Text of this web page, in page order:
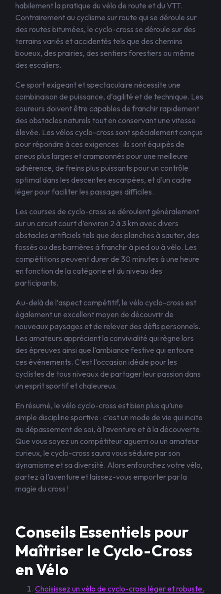
habilement la pratique du vélo de route et du VTT.
Contrairement au cyclisme sur route qui se déroule sur
des routes bitumées, le cyclo-cross se déroule sur des
terrains variés et accidentés tels que des chemins
boueux, des prairies, des sentiers forestiers ou même
des escaliers.
Ce sport exigeant et spectaculaire nécessite une
combinaison de puissance, d’agilité et de technique. Les
coureurs doivent être capables de franchir rapidement
des obstacles naturels tout en conservant une vitesse
élevée. Les vélos cyclo-cross sont spécialement conçus
pour répondre à ces exigences : ils sont équipés de
pneus plus larges et cramponnés pour une meilleure
adhérence, de freins plus puissants pour un contrôle
optimal dans les descentes escarpées, et d’un cadre
léger pour faciliter les passages difficiles.
Les courses de cyclo-cross se déroulent généralement
sur un circuit court d’environ 2 à 3 km avec divers
obstacles artificiels tels que des planches à sauter, des
fossés ou des barrières à franchir à pied ou à vélo. Les
compétitions peuvent durer de 30 minutes à une heure
en fonction de la catégorie et du niveau des
participants.
Au-delà de l’aspect compétitif, le vélo cyclo-cross est
également un excellent moyen de découvrir de
nouveaux paysages et de relever des défis personnels.
Les amateurs apprécient la convivialité qui règne lors
des épreuves ainsi que l’ambiance festive qui entoure
ces événements. C’est l’occasion idéale pour les
cyclistes de tous niveaux de partager leur passion dans
un esprit sportif et chaleureux.
En résumé, le vélo cyclo-cross est bien plus qu’une
simple discipline sportive : c’est un mode de vie qui incite
au dépassement de soi, à l’aventure et à la découverte.
Que vous soyez un compétiteur aguerri ou un amateur
curieux, le cyclo-cross saura vous séduire par son
dynamisme et sa diversité. Alors enfourchez votre vélo,
partez à l’aventure et laissez-vous emporter par la
magie du cross !
Conseils Essentiels pour
Maîtriser le Cyclo-Cross
en Vélo
Choisissez un vélo de cyclo-cross léger et robuste.